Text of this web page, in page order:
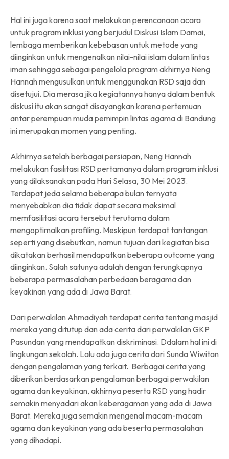
Hal ini juga karena saat melakukan perencanaan acara
untuk program inklusi yang berjudul Diskusi Islam Damai,
lembaga memberikan kebebasan untuk metode yang
diinginkan untuk mengenalkan nilai-nilai islam dalam lintas
iman sehingga sebagai pengelola program akhirnya Neng
Hannah mengusulkan untuk menggunakan RSD saja dan
disetujui. Dia merasa jika kegiatannya hanya dalam bentuk
diskusi itu akan sangat disayangkan karena pertemuan
antar perempuan muda pemimpin lintas agama di Bandung
ini merupakan momen yang penting.
Akhirnya setelah berbagai persiapan, Neng Hannah
melakukan fasilitasi RSD pertamanya dalam program inklusi
yang dilaksanakan pada Hari Selasa, 30 Mei 2023.
Terdapat jeda selama beberapa bulan ternyata
menyebabkan dia tidak dapat secara maksimal
memfasilitasi acara tersebut terutama dalam
mengoptimalkan profiling. Meskipun terdapat tantangan
seperti yang disebutkan, namun tujuan dari kegiatan bisa
dikatakan berhasil mendapatkan beberapa outcome yang
diinginkan. Salah satunya adalah dengan terungkapnya
beberapa permasalahan perbedaan beragama dan
keyakinan yang ada di Jawa Barat.
Dari perwakilan Ahmadiyah terdapat cerita tentang masjid
mereka yang ditutup dan ada cerita dari perwakilan GKP
Pasundan yang mendapatkan diskriminasi. Ddalam hal ini di
lingkungan sekolah. Lalu ada juga cerita dari Sunda Wiwitan
dengan pengalaman yang terkait. Berbagai cerita yang
diberikan berdasarkan pengalaman berbagai perwakilan
agama dan keyakinan, akhirnya peserta RSD yang hadir
semakin menyadari akan keberagaman yang ada di Jawa
Barat. Mereka juga semakin mengenal macam-macam
agama dan keyakinan yang ada beserta permasalahan
yang dihadapi.